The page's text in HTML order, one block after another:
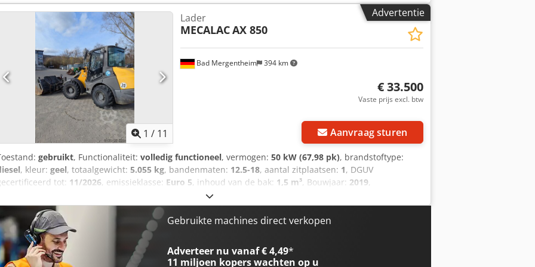
Hydraulische snelwisselaar type "Weidemann" Bak zonder tanden, 0,55 m³, 1400 mm
Rondlopende extra hydrauliek, proportioneel 1e extra hydraulische functie, proportioneel 1 extra circuit
met Fiat Face koppelingen LED-werklampen aan de laadarm Zweefstand op de hefcilinder
Rangeraankoppeling Standaard spatborden
Advertentie
1 / 11
Bad Mergentheim 394 km
Lader
MECALACAX 850
€ 33.500
Vaste prijs excl. btw
Aanvraag sturen
gebruikt, Functionaliteit: volledig functioneel, vermogen: 50 kW (67,98 pk), brandstoftype:
, kleur: geel, totaalgewicht: 5.055 kg, bandenmaten: 12.5-18, aantal zitplaatsen: 1, DGUV
tot: 11/2026, emissieklasse: Euro 5, inhoud van de bak: 1,5 m³, Bouwjaar: 2019,
, machine-/voertuignummer:
4-in-1 bak, cabine, differentieelslot, palletvorken, Te koop aangeboden: een krachtige en
betrouwbare wiellader, de Mecalac AX 850. De Mecalac AX 850 is de ideale allrounder voor tuin- en
gemeentelijke toepassingen of traditionele bouwplaatsen. Dankzij het
voertuigconcept combineert hij maximale prestaties met een compact ontwerp en uitstekende
- Mecalac zelfstabiliserend concept (Mecanic-Concept): Dankzij het unieke, zelfstabiliserende
Gebruikte machines direct verkopen
Adverteer nu vanaf € 4,49*
11 miljoen koperswachten op u